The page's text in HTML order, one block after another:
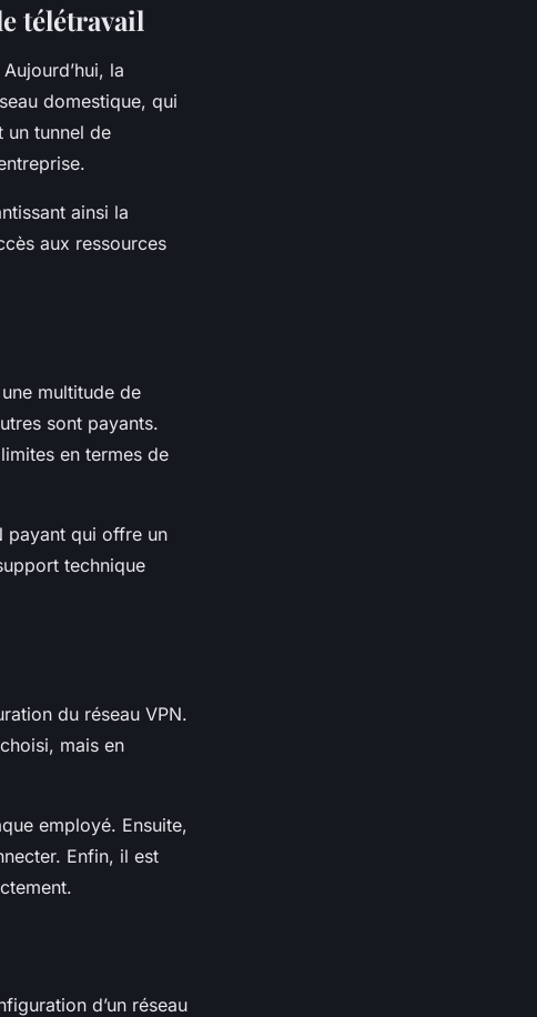
télétravail
la
domestique, qui
un tunnel de
ainsi la
aux ressources
multitude de
sont payants.
en termes de
payant qui offre un
technique
du réseau VPN.
mais en
employé. Ensuite,
Enfin, il est
d’un réseau